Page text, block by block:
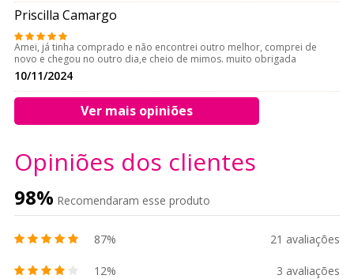
Priscilla Camargo
Amei, já tinha comprado e não encontrei outro melhor, comprei de
novo e chegou no outro dia,e cheio de mimos. muito obrigada
10/11/2024
Ver mais opiniões
Opiniões dos clientes
98% Recomendaram esse produto
87% 21 avaliações
12% 3 avaliações